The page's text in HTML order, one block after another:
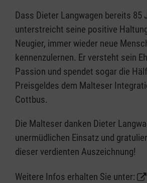
Dass Dieter Langwagen bereits 85
unterstreicht seine positive
Neugier, immer wieder neue
kennenzulernen. Er versteht sein
Passion und spendet sogar die
Preisgeldes dem Malteser
Cottbus.
Die Malteser danken Dieter
unermüdlichen Einsatz und
dieser verdienten Auszeichnung!
Weitere Infos erhalten Sie unter: